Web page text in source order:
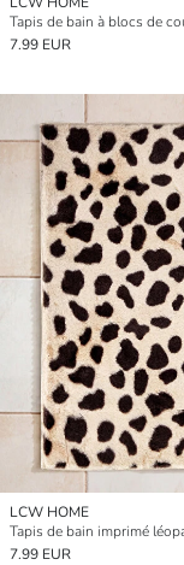
7.99 EUR
LCW HOME
Tapis de bain imprimé
7.99 EUR